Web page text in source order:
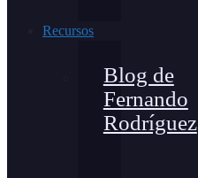
Recursos
Blog de
Fernando
Rodríguez